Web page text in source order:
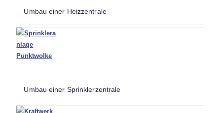
Umbau einer Heizzentrale
Umbau einer Sprinklerzentrale